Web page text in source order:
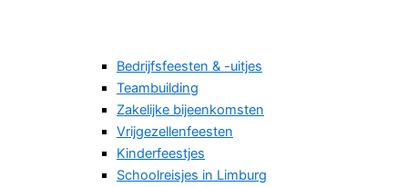
Bedrijfsfeesten & -uitjes
Teambuilding
Zakelijke bijeenkomsten
Vrijgezellenfeesten
Kinderfeestjes
Schoolreisjes in Limburg